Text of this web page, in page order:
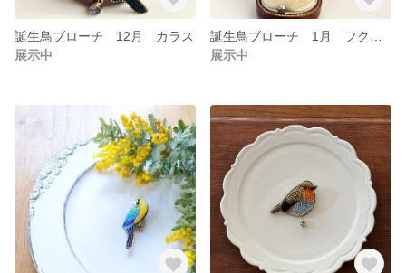
誕生鳥ブローチ 12月 カラス
展示中
展示中